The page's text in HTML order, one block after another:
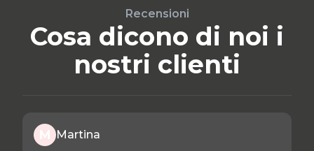
Recensioni
Cosa dicono di noi i
nostri clienti
M Martina